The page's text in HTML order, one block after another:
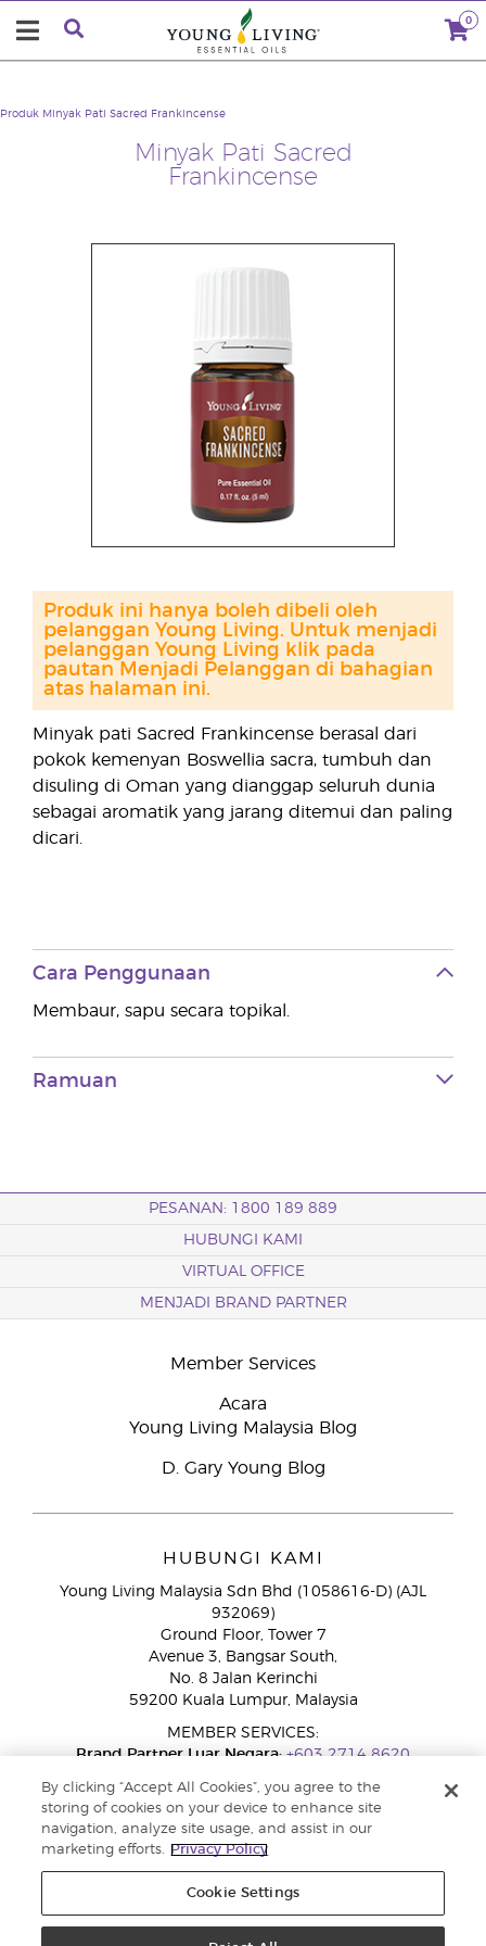
0
Minyak Pati Sacred
Frankincense
Produk Minyak Pati Sacred Frankincense
Minyak pati Sacred Frankincense berasal dari
pokok kemenyan Boswellia sacra, tumbuh dan
disuling di Oman yang dianggap seluruh dunia
sebagai aromatik yang jarang ditemui dan paling
dicari.
Produk ini hanya boleh dibeli oleh
pelanggan Young Living. Untuk menjadi
pelanggan Young Living klik pada
pautan Menjadi Pelanggan di bahagian
atas halaman ini.
Cara Penggunaan
Membaur, sapu secara topikal.
Ramuan
PESANAN: 1800 189 889
HUBUNGI KAMI
VIRTUAL OFFICE
MENJADI BRAND PARTNER
Member Services
Acara
Young Living Malaysia Blog
D. Gary Young Blog
HUBUNGI KAMI
Young Living Malaysia Sdn Bhd (1058616-D) (AJL
932069)
Ground Floor, Tower 7
Avenue 3, Bangsar South,
No. 8 Jalan Kerinchi
59200 Kuala Lumpur, Malaysia
MEMBER SERVICES:
Brand Partner Luar Negara:+603 2714 8620
WhatsApp:
+60 15 4600 0691
By clicking “Accept All Cookies”, you agree to the
storing of cookies on your device to enhance site
navigation, analyze site usage, and assist in our
marketing efforts.
Privacy Policy
Cookie Settings